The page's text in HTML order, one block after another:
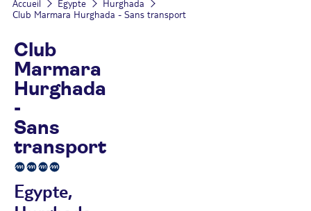
Accueil Egypte
Hurghada
Club Marmara Hurghada - Sans transport
Club
Marmara
Hurghada
-
Sans
transport
Egypte,